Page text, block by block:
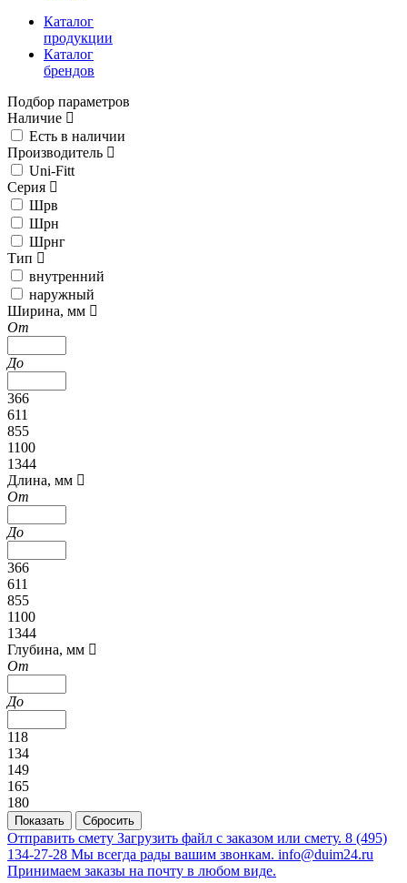
Каталог
продукции
Каталог
брендов
Подбор параметров
Наличие
Есть в наличии
Производитель
Uni-Fitt
Серия
Шрв
Шрн
Шрнг
Тип
внутренний
наружный
Ширина, мм
От
До
366
611
855
1100
1344
Длина, мм
От
До
366
611
855
1100
1344
Глубина, мм
От
До
118
134
149
165
180
Отправить смету Загрузить файл с заказом или смету. 8 (495)
134-27-28 Мы всегда рады вашим звонкам. info@duim24.ru
Принимаем заказы на почту в любом виде.